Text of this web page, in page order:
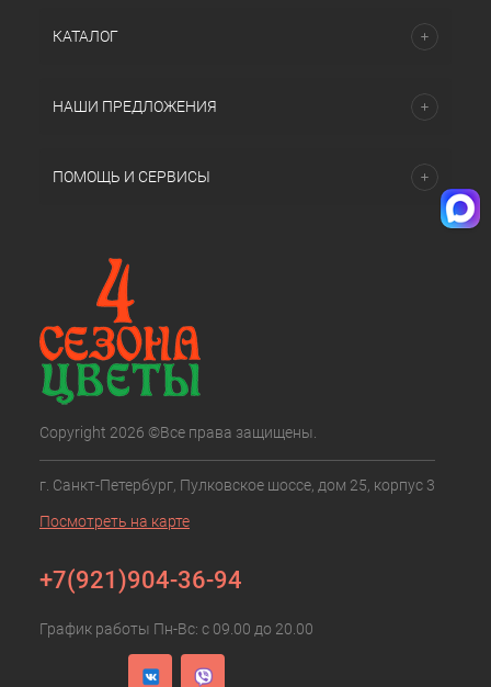
КАТАЛОГ
НАШИ ПРЕДЛОЖЕНИЯ
ПОМОЩЬ И СЕРВИСЫ
Copyright 2026 ©Все права защищены.
г. Санкт-Петербург, Пулковское шоссе, дом 25, корпус 3
Посмотреть на карте
+7(921)904-36-94
График работы Пн-Вс: с 09.00 до 20.00